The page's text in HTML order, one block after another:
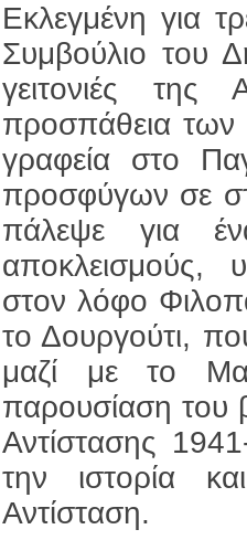
Εκλεγμένη για
Συμβούλιο του
γειτονιές
προσπάθεια των
γραφεία στο
προσφύγων σε
πάλεψε για
αποκλεισμούς,
στον λόφο
το Δουργούτι,
μαζί με το
παρουσίαση του
Αντίστασης
την ιστορία
Αντίσταση.